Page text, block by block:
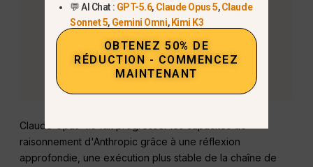
Claude Opus 4.5 fait progresser les capacités de
raisonnement d'Anthropic grâce à une réflexion
approfondie, une exécution plus stable de la chaîne de
💬 AI Chat : GPT-5.6, Claude Opus 5,Claude
Sonnet 5, Gemini Omni, Kimi K3
OBTENEZ 50% DE
RÉDUCTION - COMMENCEZ
MAINTENANT